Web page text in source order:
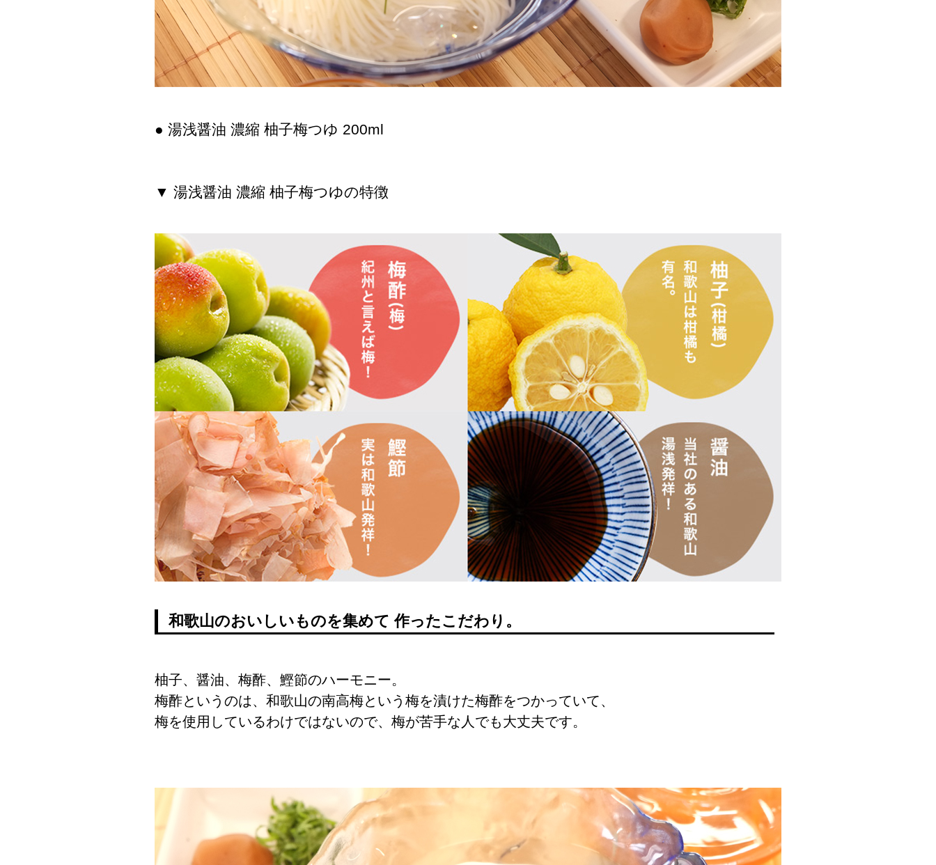
● 湯浅醤油 濃縮 柚子梅つゆ 200ml
▼ 湯浅醤油 濃縮 柚子梅つゆの特徴
和歌山のおいしいものを集めて 作ったこだわり。
柚子、醤油、梅酢、鰹節のハーモニー。
梅酢というのは、和歌山の南高梅という梅を漬けた梅酢をつかっていて、
梅を使用しているわけではないので、梅が苦手な人でも大丈夫です。